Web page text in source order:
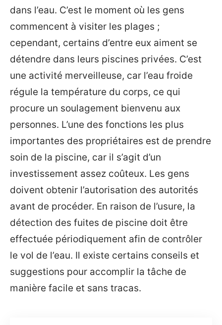
dans l’eau. C’est le moment où les gens
commencent à visiter les plages ;
cependant, certains d’entre eux aiment se
détendre dans leurs piscines privées. C’est
une activité merveilleuse, car l’eau froide
régule la température du corps, ce qui
procure un soulagement bienvenu aux
personnes. L’une des fonctions les plus
importantes des propriétaires est de prendre
soin de la piscine, car il s’agit d’un
investissement assez coûteux. Les gens
doivent obtenir l’autorisation des autorités
avant de procéder. En raison de l’usure, la
détection des fuites de piscine doit être
effectuée périodiquement afin de contrôler
le vol de l’eau. Il existe certains conseils et
suggestions pour accomplir la tâche de
manière facile et sans tracas.